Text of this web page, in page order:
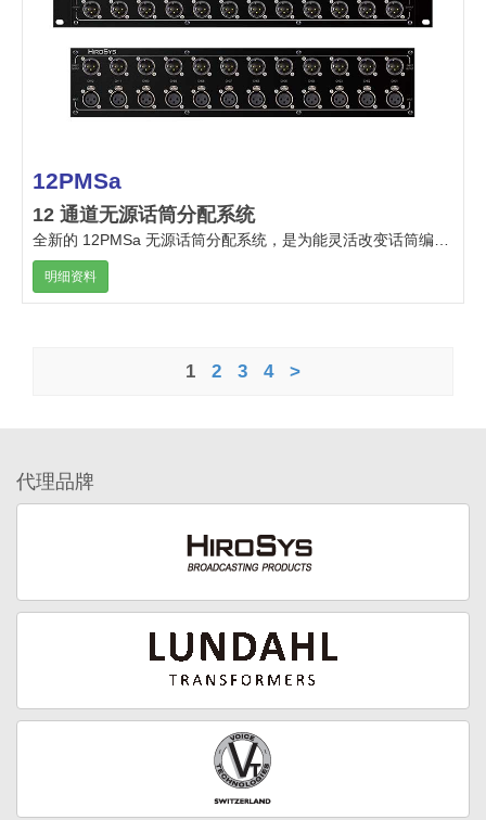
12PMSa
12 通道无源话筒分配系统
全新的 12PMSa 无源话筒分配系统，是为能灵活改变话筒编排的音频系统安装工作而设计。
明细资料
1 2 3 4 >
代理品牌